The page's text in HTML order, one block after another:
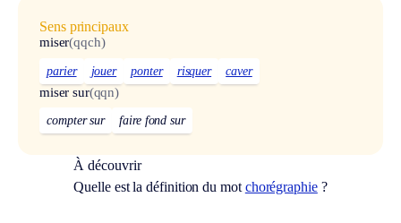
Sens principaux
miser(qqch)
parier jouer ponter risquer caver
miser sur(qqn)
compter sur faire fond sur
À découvrir
Quelle est la définition du motchorégraphie?